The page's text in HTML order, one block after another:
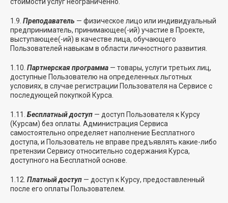
1.9. Преподаватель — физическое лицо или индивидуальный
предприниматель, принимающее(-ий) участие в Проекте,
выступающее(-ий) в качестве лица, обучающего
Пользователей навыкам в области личностного развития.
1.10. Партнерская программа — товары, услуги третьих лиц,
доступные Пользователю на определенных льготных
условиях, в случае регистрации Пользователя на Сервисе с
последующей покупкой Курса.
1.11. Бесплатный доступ — доступ Пользователя к Курсу
(Курсам) без оплаты. Администрация Сервиса
самостоятельно определяет наполнение Бесплатного
доступа, и Пользователь не вправе предъявлять какие-либо
претензии Сервису относительно содержания Курса,
доступного на Бесплатной основе.
1.12. Платный доступ — доступ к Курсу, предоставленный
после его оплаты Пользователем.